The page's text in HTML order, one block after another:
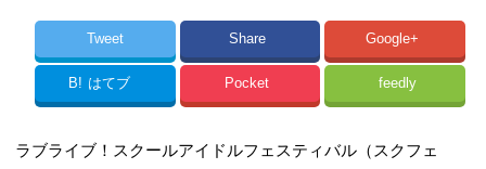
Tweet Share Google+
B! はてブ Pocket feedly
ラブライブ！スクールアイドルフェスティバル（スクフェ